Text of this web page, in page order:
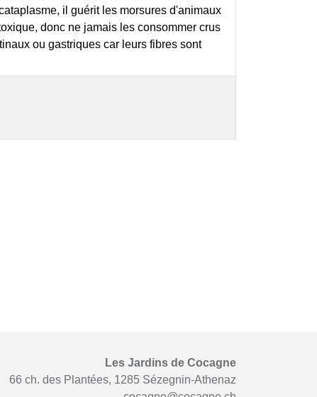
il guérit les morsures d'animaux
donc ne jamais les consommer crus
ou gastriques car leurs fibres sont
Les Jardins de Cocagne
66 ch. des Plantées, 1285 Sézegnin-Athenaz